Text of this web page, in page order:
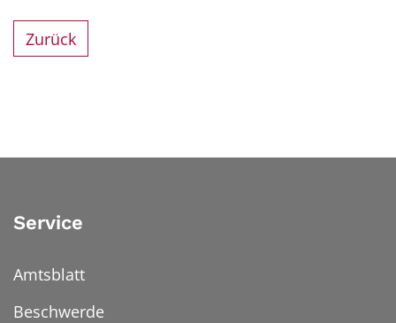
Zurück
Service
Amtsblatt
Beschwerde